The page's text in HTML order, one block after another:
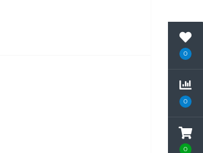
0
0
0